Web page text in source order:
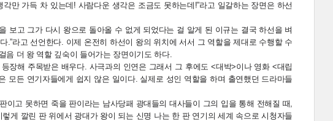
만 가득 차 있는데! 사람다운 생각은 조금도 못하는데!”라고 일갈하는 장면은 하선
보고 그가 다시 왕으로 돌아올 수 없게 되었다는 걸 알게 된 이규는 결국 하선을 벼
라고 선언한다. 이제 온전히 하선이 왕의 위치에 서서 그 역할을 제대로 수행할 수
음 더 왕 역할 깊숙이 들어가는 장면이기도 하다.
장해 주목받은 배우다. 사극과의 인연은 그래서 그 후에도 <대박>이나 영화 <대립
모든 연기자들에게 쉽지 않은 일이다. 실제로 성인 역할을 하며 출연했던 드라마들
고 못하면 죽을 판이라는 남사당패 광대들의 대사들이 그의 입을 통해 전해질 때,
게 깔린 판 위에서 광대가 왕이 되는 신명 나는 한 판 연기의 세계 속으로 시청자들